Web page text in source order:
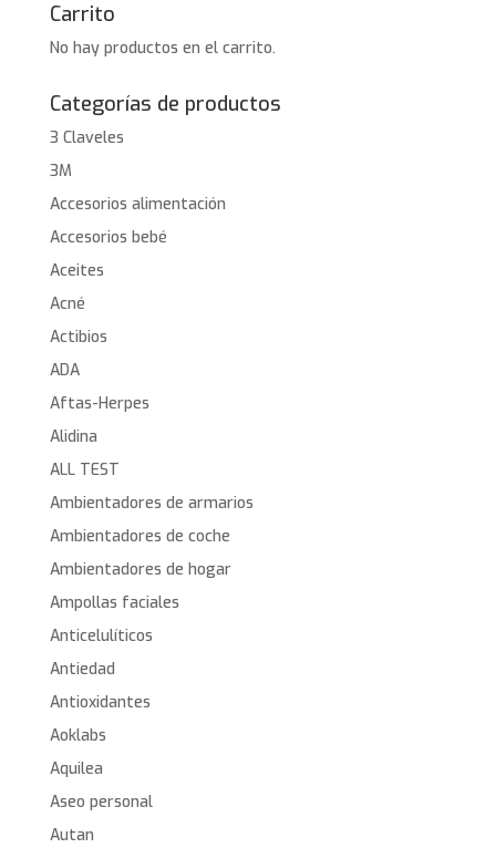
Carrito
No hay productos en el carrito.
Categorías de productos
3 Claveles
3M
Accesorios alimentación
Accesorios bebé
Aceites
Acné
Actibios
ADA
Aftas-Herpes
Alidina
ALL TEST
Ambientadores de armarios
Ambientadores de coche
Ambientadores de hogar
Ampollas faciales
Anticelulíticos
Antiedad
Antioxidantes
Aoklabs
Aquilea
Aseo personal
Autan